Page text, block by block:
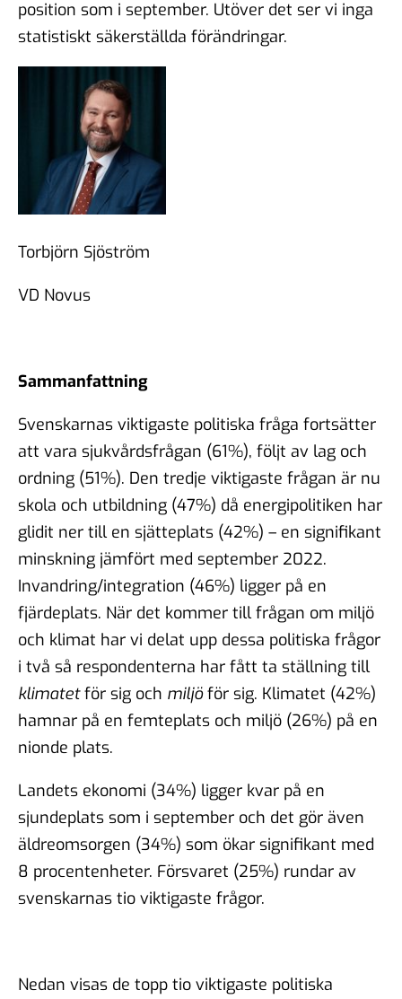
position som i september. Utöver det ser vi inga
statistiskt säkerställda förändringar.
Torbjörn Sjöström
VD Novus
Sammanfattning
Svenskarnas viktigaste politiska fråga fortsätter
att vara sjukvårdsfrågan (61%), följt av lag och
ordning (51%). Den tredje viktigaste frågan är nu
skola och utbildning (47%) då energipolitiken har
glidit ner till en sjätteplats (42%) – en signifikant
minskning jämfört med september 2022.
Invandring/integration (46%) ligger på en
fjärdeplats. När det kommer till frågan om miljö
och klimat har vi delat upp dessa politiska frågor
i två så respondenterna har fått ta ställning till
klimatetför sig och miljöför sig. Klimatet (42%)
hamnar på en femteplats och miljö (26%) på en
nionde plats.
Landets ekonomi (34%) ligger kvar på en
sjundeplats som i september och det gör även
äldreomsorgen (34%) som ökar signifikant med
8 procentenheter. Försvaret (25%) rundar av
svenskarnas tio viktigaste frågor.
Nedan visas de topp tio viktigaste politiska